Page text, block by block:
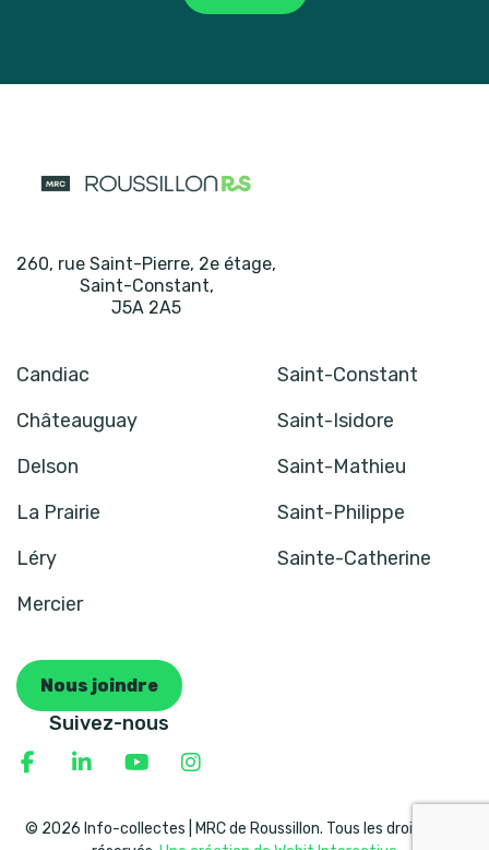
260, rue Saint-Pierre, 2e étage,
Saint-Constant,
J5A 2A5
Candiac
Saint-Constant
Châteauguay
Saint-Isidore
Delson
Saint-Mathieu
La Prairie
Saint-Philippe
Léry
Sainte-Catherine
Mercier
Nous joindre
Suivez-nous
© 2026 Info-collectes | MRC de Roussillon. Tous les droits sont